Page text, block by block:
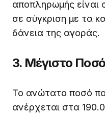
αποπληρωμής είναι
σε σύγκριση με τα
δάνεια της αγοράς.
3. Μέγιστο
Το ανώτατο ποσό
ανέρχεται στα